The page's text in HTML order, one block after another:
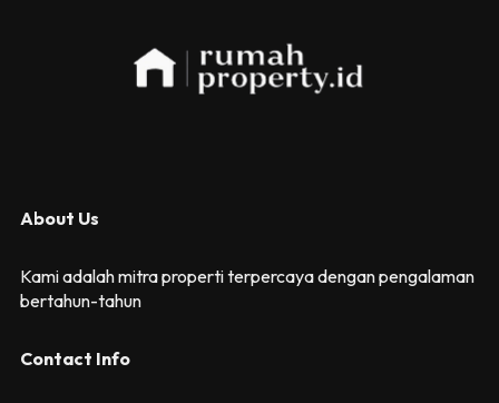
About Us
Kami adalah mitra properti terpercaya dengan pengalaman
bertahun-tahun
Contact Info